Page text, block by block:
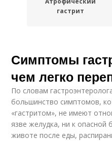
гастрит
Жизнь с гастритом
Острый гастрит
Симптомы
чем легко
По словам
большинство симптомов,
«гастритом», не имеют
язве желудка, ни к опасной
животе после еды,